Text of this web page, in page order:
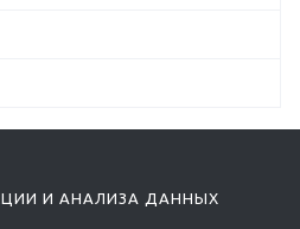
И АНАЛИЗА ДАННЫХ